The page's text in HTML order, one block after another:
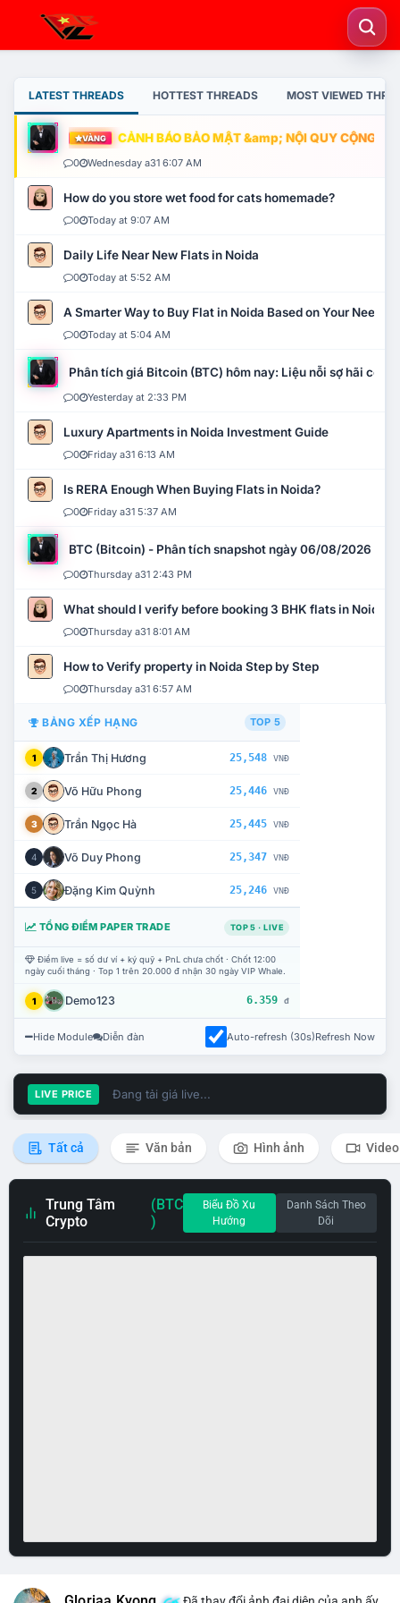
LATEST THREADS HOTTEST THREADS MOST VIEWED
VÀNG CẢNH BÁO BẢO MẬT &amp; NỘI QUY CỘNG
0 Wednesday a31 6:07 AM
How do you store wet food for cats homemade?
0 Today at 9:07 AM
Daily Life Near New Flats in Noida
0 Today at 5:52 AM
A Smarter Way to Buy Flat in Noida Based on Your Needs
0 Today at 5:04 AM
Phân tích giá Bitcoin (BTC) hôm nay: Liệu nỗi sợ hãi có
0 Yesterday at 2:33 PM
Luxury Apartments in Noida Investment Guide
0 Friday a31 6:13 AM
Is RERA Enough When Buying Flats in Noida?
0 Friday a31 5:37 AM
BTC (Bitcoin) - Phân tích snapshot ngày 06/08/2026
0 Thursday a31 2:43 PM
What should I verify before booking 3 BHK flats in Noida?
0 Thursday a31 8:01 AM
How to Verify property in Noida Step by Step
0 Thursday a31 6:57 AM
BẢNG XẾP HẠNG TOP 5
1 Trần Thị Hương 25,548 VNĐ
2 Võ Hữu Phong 25,446 VNĐ
3 Trần Ngọc Hà 25,445 VNĐ
4 Võ Duy Phong 25,347 VNĐ
5 Đặng Kim Quỳnh 25,246 VNĐ
TỔNG ĐIỂM PAPER TRADE TOP 5 · LIVE
Điểm live = số dư ví + ký quỹ + PnL chưa chốt · Chốt 12:00
ngày cuối tháng · Top 1 trên 20.000 đ nhận 30 ngày VIP Whale.
1 Demo123 6.359 đ
Hide Module Diễn đàn Auto-refresh (30s)Refresh Now
LIVE PRICE Đang tải giá live...
Tất cả Văn bản Hình ảnh Video
Trung Tâm
Crypto
(BTC
)
Biểu Đồ Xu
Hướng
Danh Sách Theo
Dõi